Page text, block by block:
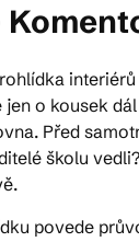
o kousek
Před
školu
povede